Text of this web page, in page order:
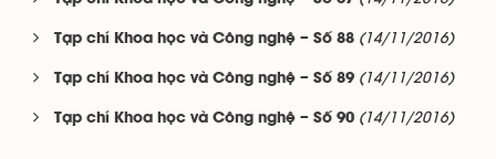
Tạp chí Khoa học và Công nghệ – Số 88 (14/11/2016)
Tạp chí Khoa học và Công nghệ – Số 89 (14/11/2016)
Tạp chí Khoa học và Công nghệ – Số 90 (14/11/2016)